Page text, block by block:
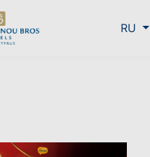
RU